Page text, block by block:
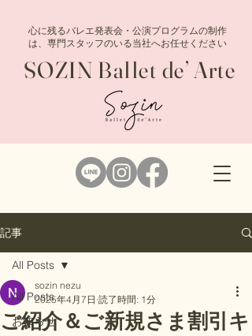
心に残るバレエ発表会・公演プログラムの制作
は、専門スタッフのいる当社へお任せください
SOZIN Ballet de’ Arte
記事
All Posts
お知らせ
All Posts
ご紹介＆ご新規さま割引キ
sozin nezu
2025年4月7日 読了時間: 1分